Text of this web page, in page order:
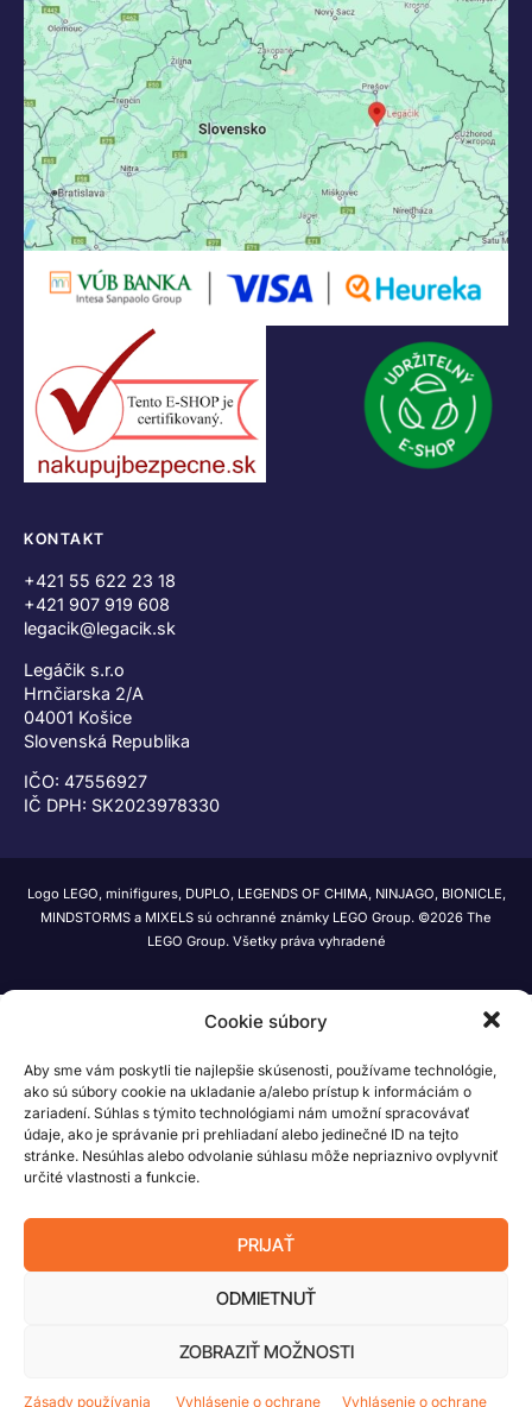
Cookie súbory
Aby sme vám poskytli tie najlepšie skúsenosti, používame technológie,
ako sú súbory cookie na ukladanie a/alebo prístup k informáciám o
zariadení. Súhlas s týmito technológiami nám umožní spracovávať
údaje, ako je správanie pri prehliadaní alebo jedinečné ID na tejto
stránke. Nesúhlas alebo odvolanie súhlasu môže nepriaznivo ovplyvniť
určité vlastnosti a funkcie.
PRIJAŤ
ODMIETNUŤ
ZOBRAZIŤ MOŽNOSTI
Zásady používania Vyhlásenie o ochrane Vyhlásenie o ochrane
KONTAKT
+421 55 622 23 18
+421 907 919 608
legacik@legacik.sk
Legáčik s.r.o
Hrnčiarska 2/A
04001 Košice
Slovenská Republika
IČO: 47556927
IČ DPH: SK2023978330
Logo LEGO, minifigures, DUPLO, LEGENDS OF CHIMA, NINJAGO, BIONICLE,
MINDSTORMS a MIXELS sú ochranné známky LEGO Group. ©2026 The
LEGO Group. Všetky práva vyhradené